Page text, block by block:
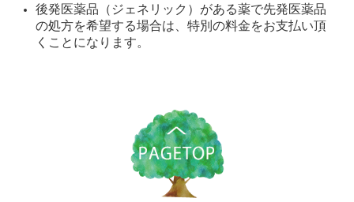
後発医薬品（ジェネリック）がある薬で先発医薬品
の処方を希望する場合は、特別の料金をお支払い頂
くことになります。